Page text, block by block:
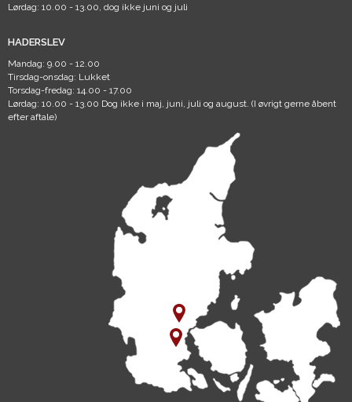
Lørdag: 10.00 - 13.00, dog ikke juni og juli
HADERSLEV
Mandag: 9.00 - 12.00
Tirsdag-onsdag: Lukket
Torsdag-fredag: 14.00 - 17.00
Lørdag: 10.00 - 13.00 Dog ikke i maj, juni, juli og august. (I øvrigt gerne åbent
efter aftale)